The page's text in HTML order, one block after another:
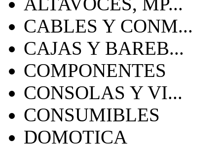
CABLES Y CONM...
CAJAS Y BAREB...
COMPONENTES
CONSOLAS Y VI...
CONSUMIBLES
DOMOTICA